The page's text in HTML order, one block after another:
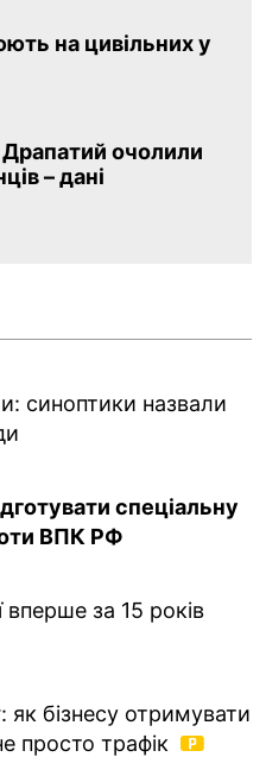
на цивільних у
очолили
– дані
синоптики назвали
спеціальну
ВПК РФ
вперше за 15 років
бізнесу отримувати
просто трафік